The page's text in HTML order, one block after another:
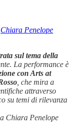
Chiara Penelope
sul tema della
La performance è
con Arts at
, che mira a
attraverso
su temi di rilevanza
Chiara Penelope